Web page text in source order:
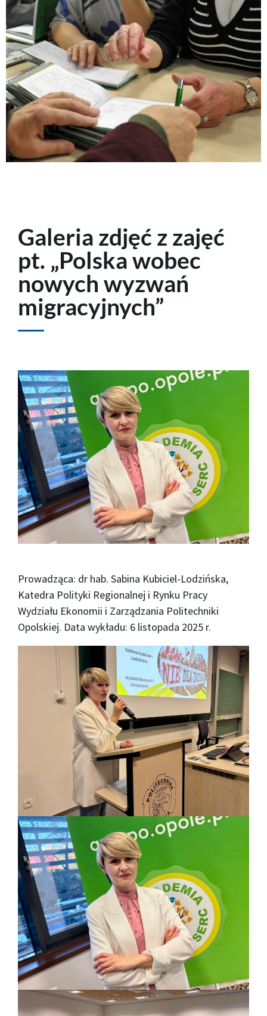
Galeria zdjęć z zajęć
pt. „Polska wobec
nowych wyzwań
migracyjnych”
Prowadząca: dr hab. Sabina Kubiciel-Lodzińska,
Katedra Polityki Regionalnej i Rynku Pracy
Wydziału Ekonomii i Zarządzania Politechniki
Opolskiej. Data wykładu: 6 listopada 2025 r.